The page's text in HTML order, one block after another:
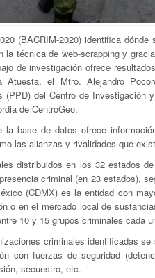
(BACRIM-2020) identifica
técnica de web-scrapping y
de investigación ofrece
el Mtro. Alejandro
del Centro de Investigación
de CentroGeo.
base de datos ofrece
las alianzas y rivalidades que
distribuidos en los 32 estados
criminal (en 23 estados),
(CDMX) es la entidad con
o en el mercado local de
10 y 15 grupos criminales cada
criminales identificadas
con fuerzas de seguridad
secuestro, etc.